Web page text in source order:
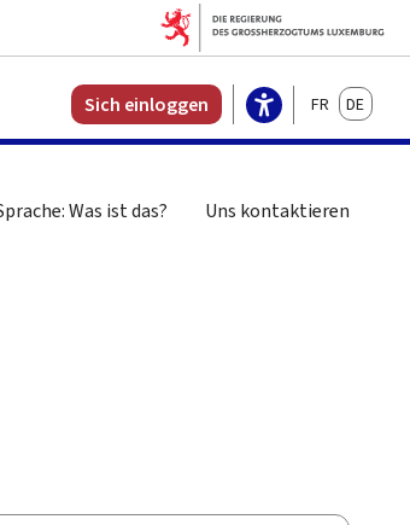
Sich einloggen FrançaisDeutsch
Was ist das? Uns kontaktieren